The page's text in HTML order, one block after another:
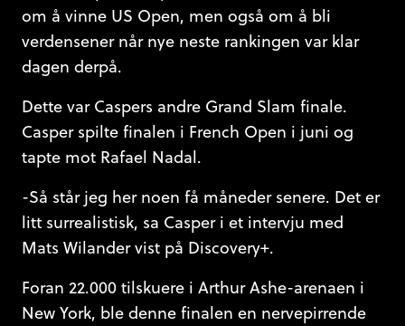
om å vinne US Open, men også om å bli
verdensener når nye neste rankingen var klar
dagen derpå.
Dette var Caspers andre Grand Slam finale.
Casper spilte finalen i French Open i juni og
tapte mot Rafael Nadal.
-Så står jeg her noen få måneder senere. Det er
litt surrealistisk, sa Casper i et intervju med
Mats Wilander vist på Discovery+.
Foran 22.000 tilskuere i Arthur Ashe-arenaen i
New York, ble denne finalen en nervepirrende